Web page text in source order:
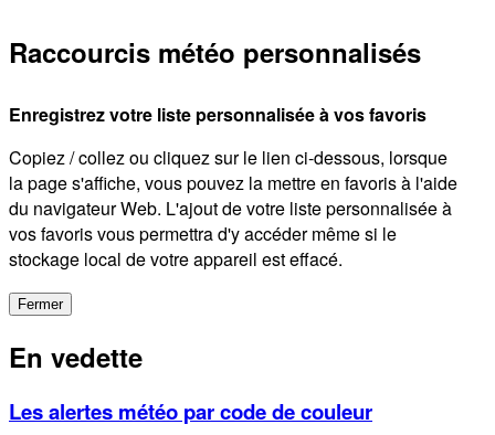
Raccourcis météo personnalisés
Enregistrez votre liste personnalisée à vos favoris
Copiez / collez ou cliquez sur le lien ci-dessous, lorsque
la page s'affiche, vous pouvez la mettre en favoris à l'aide
du navigateur Web. L'ajout de votre liste personnalisée à
vos favoris vous permettra d'y accéder même si le
stockage local de votre appareil est effacé.
Fermer
En vedette
Les alertes météo par code de couleur